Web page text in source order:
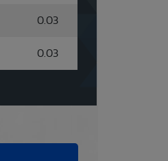
0.03
0.03